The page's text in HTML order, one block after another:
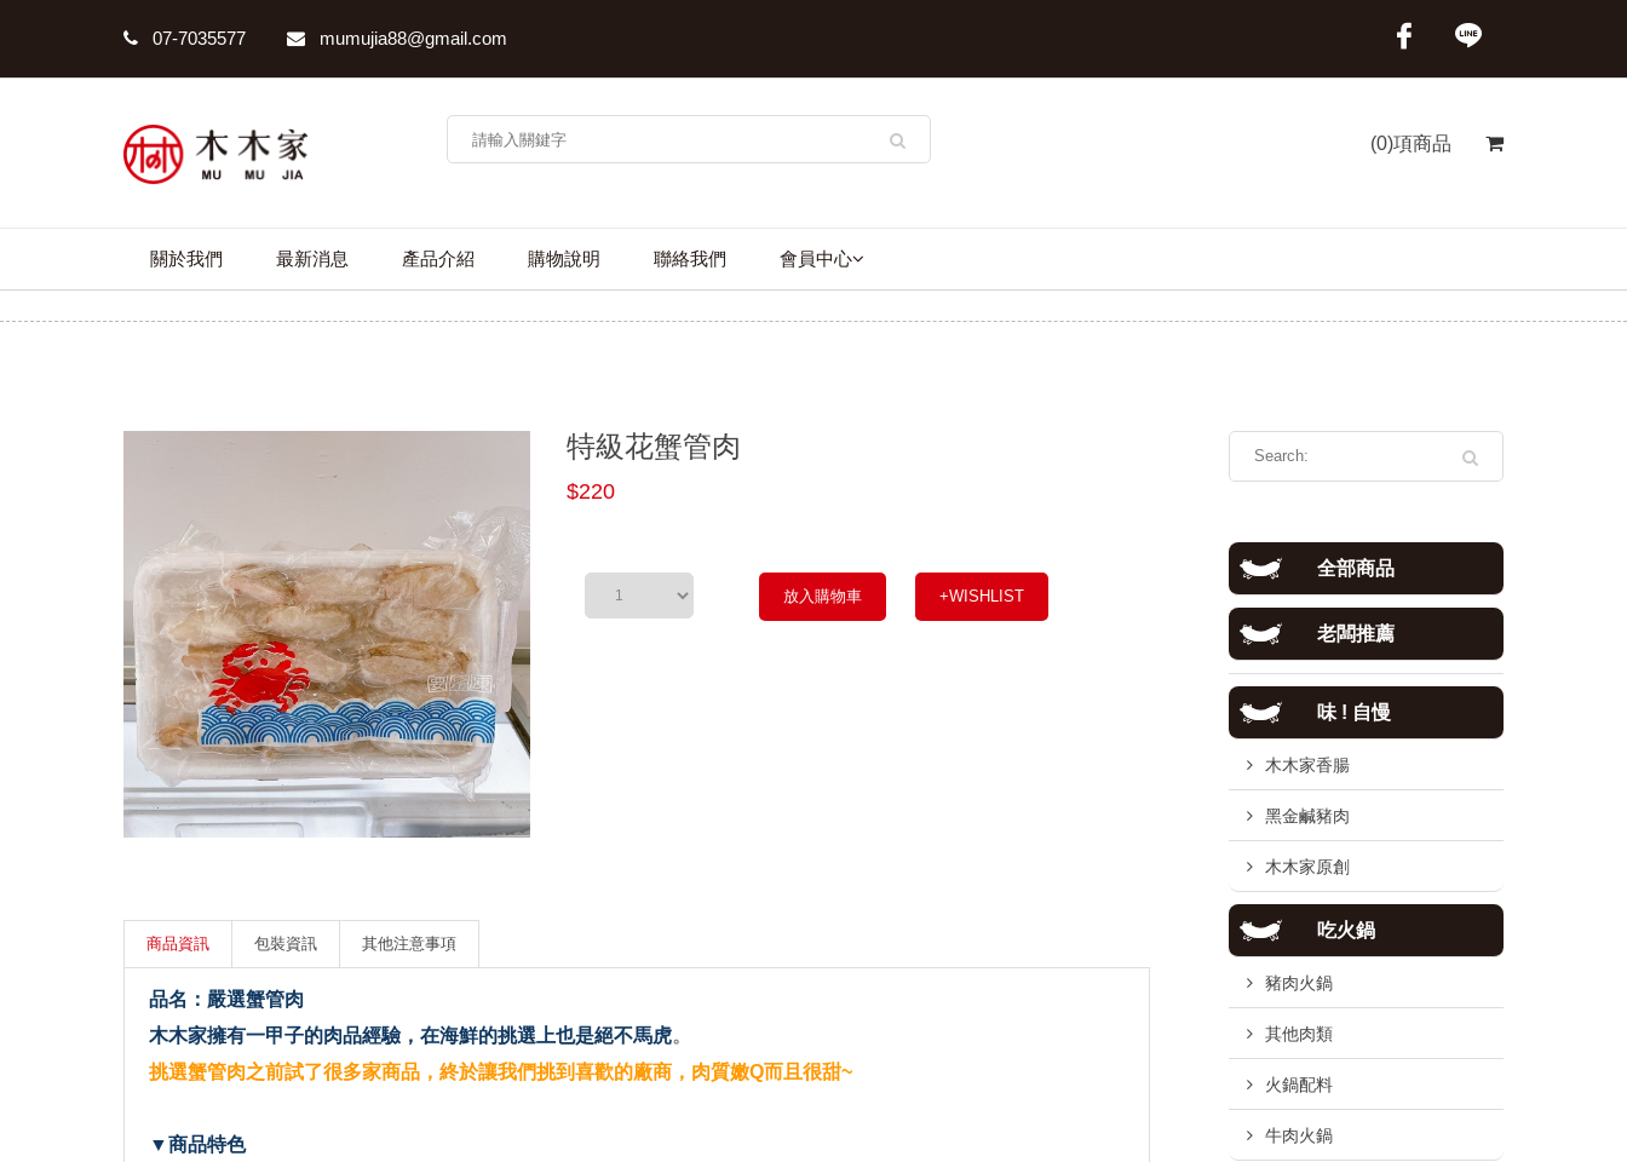
07-7035577 mumujia88@gmail.com
(0)項商品
關於我們 最新消息 產品介紹 購物說明 聯絡我們 會員中心
特級花蟹管肉
特級花蟹管肉
$220
放入購物車 +WISHLIST
商品資訊 包裝資訊 其他注意事項
品名：嚴選蟹管肉
木木家擁有一甲子的肉品經驗，在海鮮的挑選上也是絕不馬虎。
挑選蟹管肉之前試了很多家商品，終於讓我們挑到喜歡的廠商，肉質嫩Q而且很甜~
▼商品特色
全部商品
老闆推薦
味 ! 自慢
木木家香腸
黑金鹹豬肉
木木家原創
吃火鍋
豬肉火鍋
其他肉類
火鍋配料
牛肉火鍋